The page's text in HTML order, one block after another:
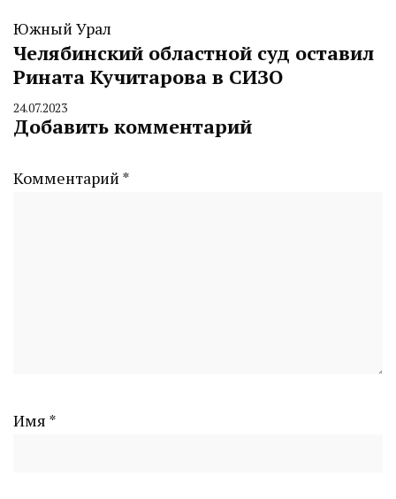
Южный Урал
Челябинский областной суд оставил
Рината Кучитарова в СИЗО
By
CHELINDUSTRY
24.07.2023
Добавить комментарий
Комментарий *
Имя *